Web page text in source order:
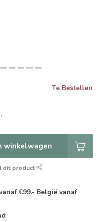
Te Bestellen
.
winkelwagen
dit product
€99.- België vanaf